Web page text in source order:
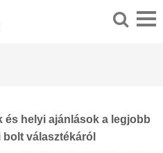
és helyi ajánlások a legjobb
választékáról